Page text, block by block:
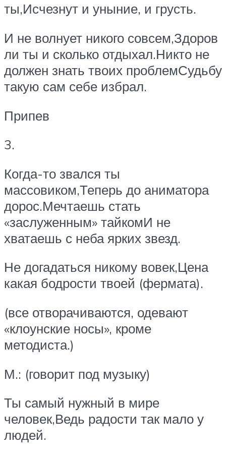
ты,Исчезнут и уныние, и грусть.
И не волнует никого совсем,Здоров
ли ты и сколько отдыхал.Никто не
должен знать твоих проблемСудьбу
такую сам себе избрал.
Припев
3.
Когда-то звался ты
массовиком,Теперь до аниматора
дорос.Мечтаешь стать
«заслуженным» тайкомИ не
хватаешь с неба ярких звезд.
Не догадаться никому вовек,Цена
какая бодрости твоей (фермата).
(все отворачиваются, одевают
«клоунские носы», кроме
методиста.)
М.: (говорит под музыку)
Ты самый нужный в мире
человек,Ведь радости так мало у
людей.